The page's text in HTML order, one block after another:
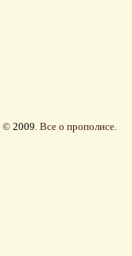
© 2009. Все о прополисе.